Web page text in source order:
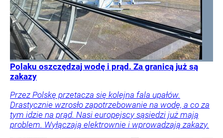
Polaku oszczędzaj wodę i prąd. Za granicą już są
zakazy
Przez Polskę przetacza się kolejna fala upałów.
Drastycznie wzrosło zapotrzebowanie na wodę, a co za
tym idzie na prąd. Nasi europejscy sąsiedzi już mają
problem. Wyłączają elektrownie i wprowadzają zakazy.